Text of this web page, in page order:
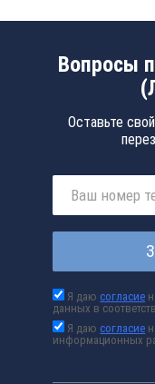
Вопросы
Оставьте
Я даюсогласие
данных в
Я даюсогласие
информационных